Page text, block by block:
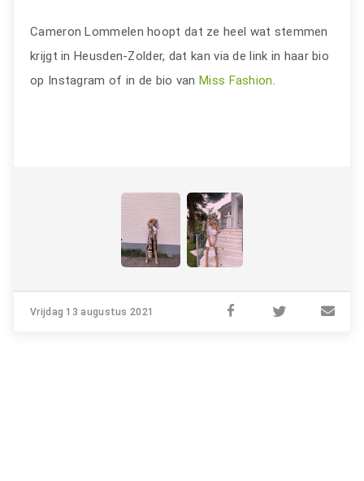
Cameron Lommelen hoopt dat ze heel wat stemmen
krijgt in Heusden-Zolder, dat kan via de link in haar bio
op Instagram of in de bio van Miss Fashion.
Vrijdag 13 augustus 2021